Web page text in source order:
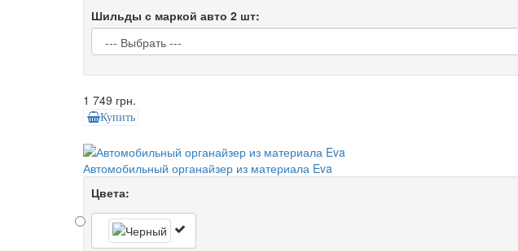
Шильды с маркой авто 2 шт:
1 749 грн.
Купить
Автомобильный органайзер из материала Eva
Цвета: